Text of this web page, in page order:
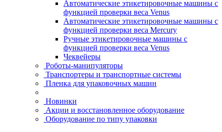
Автоматические этикетировочные машины с
функцией проверки веса Venus
Автоматические этикетировочные машины с
функцией проверки веса Mercury
Ручные этикетировочные машины с
функцией проверки веса Venus
Чеквейеры
Роботы-манипуляторы
Транспортеры и транспортные системы
Пленка для упаковочных машин
Новинки
Акции и восстановленное оборудование
Оборудование по типу упаковки